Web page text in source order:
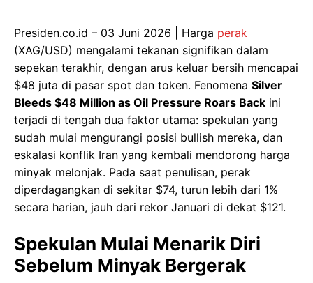
Presiden.co.id – 03 Juni 2026 | Harga perak
(XAG/USD) mengalami tekanan signifikan dalam
sepekan terakhir, dengan arus keluar bersih mencapai
$48 juta di pasar spot dan token. Fenomena Silver
Bleeds $48 Million as Oil Pressure Roars Back ini
terjadi di tengah dua faktor utama: spekulan yang
sudah mulai mengurangi posisi bullish mereka, dan
eskalasi konflik Iran yang kembali mendorong harga
minyak melonjak. Pada saat penulisan, perak
diperdagangkan di sekitar $74, turun lebih dari 1%
secara harian, jauh dari rekor Januari di dekat $121.
Spekulan Mulai Menarik Diri
Sebelum Minyak Bergerak